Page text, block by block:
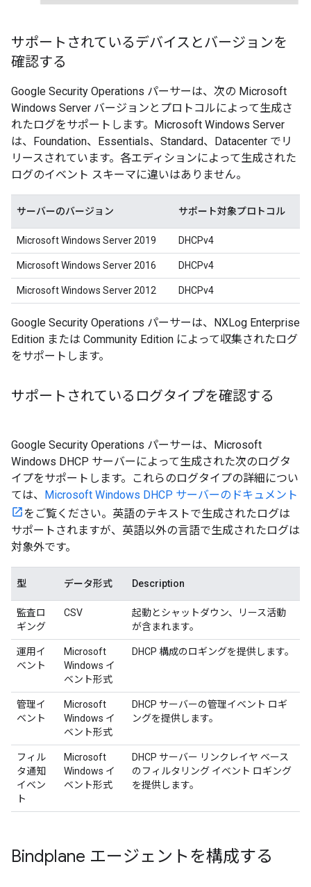
サポートされているデバイスとバージョンを
確認する
Google Security Operations パーサーは、次の Microsoft
Windows Server バージョンとプロトコルによって生成さ
れたログをサポートします。Microsoft Windows Server
は、Foundation、Essentials、Standard、Datacenter でリ
リースされています。各エディションによって生成された
ログのイベント スキーマに違いはありません。
サーバーのバージョン サポート対象プロトコル
Microsoft Windows Server 2019 DHCPv4
Microsoft Windows Server 2016 DHCPv4
Microsoft Windows Server 2012 DHCPv4
Google Security Operations パーサーは、NXLog Enterprise
Edition または Community Edition によって収集されたログ
をサポートします。
サポートされているログタイプを確認する
Google Security Operations パーサーは、Microsoft
Windows DHCP サーバーによって生成された次のログタ
イプをサポートします。これらのログタイプの詳細につい
ては、 Microsoft Windows DHCP サーバーのドキュメント
をご覧ください。英語のテキストで生成されたログは
サポートされますが、英語以外の言語で生成されたログは
対象外です。
型 データ形式 Description
監査ロ
ギング
CSV
起動とシャットダウン、リース活動
が含まれます。
運用イ
ベント
Microsoft
Windows イ
ベント形式
DHCP 構成のロギングを提供します。
管理イ
ベント
Microsoft
Windows イ
ベント形式
DHCP サーバーの管理イベント ロギ
ングを提供します。
フィル
タ通知
イベン
ト
Microsoft
Windows イ
ベント形式
DHCP サーバー リンクレイヤ ベース
のフィルタリング イベント ロギング
を提供します。
Bindplane エージェントを構成する